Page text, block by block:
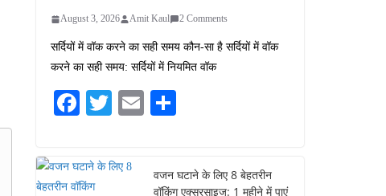
16 ज़रूरी कीबोर्ड शॉर्टकट्स
जो आपकी उत्पादकता को
दोगुना कर देंगे
August 3, 2026 Amit Kaul 2 Comments
सर्दियों में वॉक करने का सही समय कौन-सा है सर्दियों में वॉक
करने का सही समय: सर्दियों में नियमित वॉक
Fa
bo
ok
T
tte
r
E
वजन घटाने के लिए 8 बेहतरीन
वॉकिंग एक्सरसाइज: 1 महीने में पाएं